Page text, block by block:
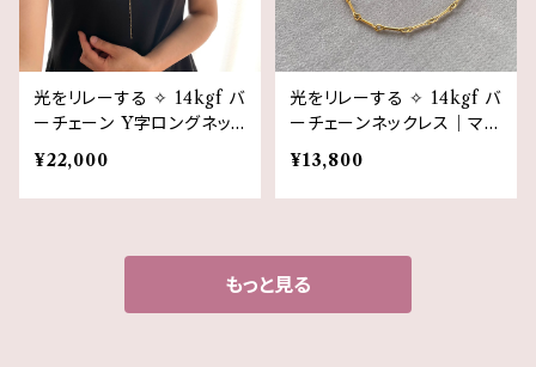
光をリレーする ✧ 14kgf バ
ーチェーン Y字ロングネッ
クレス｜マグネットクラス
プ・ギフトボックス仕様
¥22,000
光をリレーする ✧ 14kgf バ
ーチェーンネックレス｜マグ
ネットクラスプ仕様（45cm
／50cm ／55cm ／60c
m）
¥13,800
もっと見る